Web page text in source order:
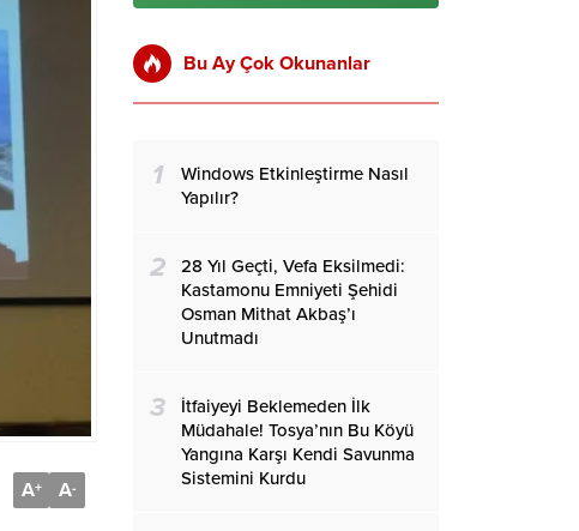
A+ A-
Bu Ay Çok Okunanlar
1
Windows Etkinleştirme Nasıl
Yapılır?
2
28 Yıl Geçti, Vefa Eksilmedi:
Kastamonu Emniyeti Şehidi
Osman Mithat Akbaş’ı
Unutmadı
3
İtfaiyeyi Beklemeden İlk
Müdahale! Tosya’nın Bu Köyü
Yangına Karşı Kendi Savunma
Sistemini Kurdu